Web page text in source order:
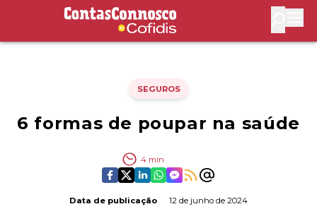
Contas Connosco by Cofidis
SEGUROS
6 formas de poupar na saúde
4 min
Data de publicação 12 de junho de 2024